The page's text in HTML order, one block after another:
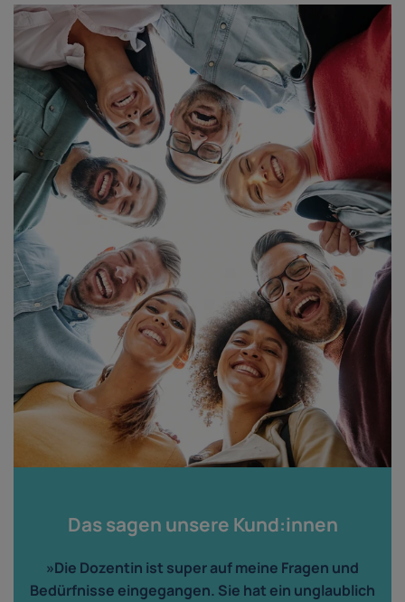
Das sagen unsere Kund:innen
»Die Dozentin ist super auf meine Fragen und
Bedürfnisse eingegangen. Sie hat ein unglaublich